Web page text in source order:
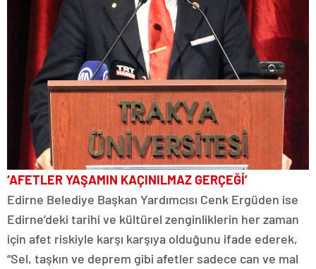
‘AFETLER YAŞAMIN KAÇINILMAZ GERÇEĞİ’
Edirne Belediye Başkan Yardımcısı Cenk Ergüden ise
Edirne’deki tarihi ve kültürel zenginliklerin her zaman
için afet riskiyle karşı karşıya olduğunu ifade ederek,
“Sel, taşkın ve deprem gibi afetler sadece can ve mal